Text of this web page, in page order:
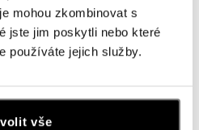
mohou zkombinovat s
jste jim poskytli nebo které
používáte jejich služby.
vše
Praha
1